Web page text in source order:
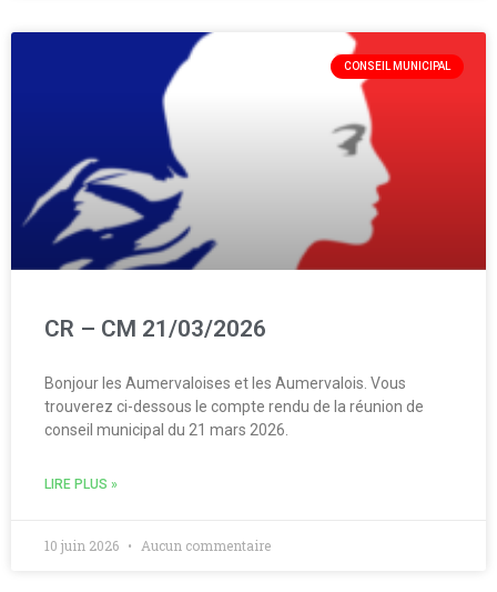
CONSEIL MUNICIPAL
CR – CM 21/03/2026
Bonjour les Aumervaloises et les Aumervalois. Vous
trouverez ci-dessous le compte rendu de la réunion de
conseil municipal du 21 mars 2026.
LIRE PLUS »
10 juin 2026 Aucun commentaire